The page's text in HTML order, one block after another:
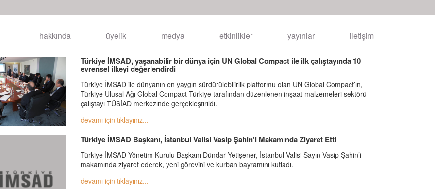
hakkında üyelik medya etkinlikler yayınlar iletişim
Türkiye İMSAD, yaşanabilir bir dünya için UN Global Compact ile ilk çalıştayında 10
evrensel ilkeyi değerlendirdi
Türkiye İMSAD ile dünyanın en yaygın sürdürülebilirlik platformu olan UN Global Compact’ın,
Türkiye Ulusal Ağı Global Compact Türkiye tarafından düzenlenen inşaat malzemeleri sektörü
çalıştayı TÜSİAD merkezinde gerçekleştirildi.
devamı için tıklayınız...
Türkiye İMSAD Başkanı, İstanbul Valisi Vasip Şahin'i Makamında Ziyaret Etti
Türkiye İMSAD Yönetim Kurulu Başkanı Dündar Yetişener, İstanbul Valisi Sayın Vasip Şahin’i
makamında ziyaret ederek, yeni görevini ve kurban bayramını kutladı.
devamı için tıklayınız...